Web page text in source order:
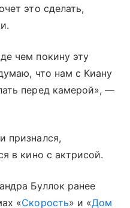
это сделать,
чем покину эту
что нам с Киану
перед камерой», —
признался,
в кино с актрисой.
Буллок ранее
«Скорость» и «Дом